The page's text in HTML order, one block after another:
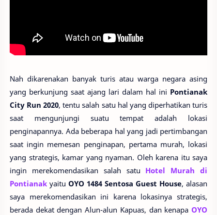
Nah dikarenakan banyak turis atau warga negara asing
yang berkunjung saat ajang lari dalam hal ini Pontianak
City Run 2020, tentu salah satu hal yang diperhatikan turis
saat mengunjungi suatu tempat adalah lokasi
penginapannya. Ada beberapa hal yang jadi pertimbangan
saat ingin memesan penginapan, pertama murah, lokasi
yang strategis, kamar yang nyaman. Oleh karena itu saya
ingin merekomendasikan salah satu Hotel Murah di
Pontianak yaitu OYO 1484 Sentosa Guest House, alasan
saya merekomendasikan ini karena lokasinya strategis,
berada dekat dengan Alun-alun Kapuas, dan kenapa OYO